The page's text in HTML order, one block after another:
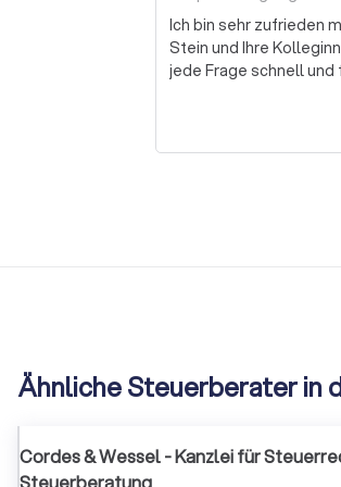
Ich bin sehr zufrieden
Stein und Ihre
jede Frage schnell
Ähnliche Steuerberater in
Cordes & Wessel - Kanzlei für